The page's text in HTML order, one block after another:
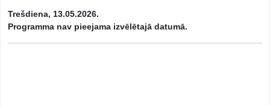
Trešdiena, 13.05.2026.
Programma nav pieejama izvēlētajā datumā.